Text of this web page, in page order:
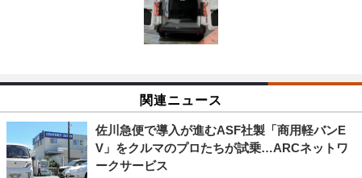
関連ニュース
佐川急便で導入が進むASF社製「商用軽バンE
V」をクルマのプロたちが試乗…ARCネットワ
ークサービス